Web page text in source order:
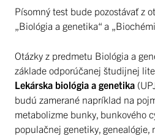
Písomný test bude pozostávať z
„Biológia a genetika“ a
Otázky z predmetu Biológia a
základe odporúčanej študijnej
Lekárska biológia a genetika
budú zamerané napríklad na
metabolizme bunky, bunkového
populačnej genetiky, genealógie,